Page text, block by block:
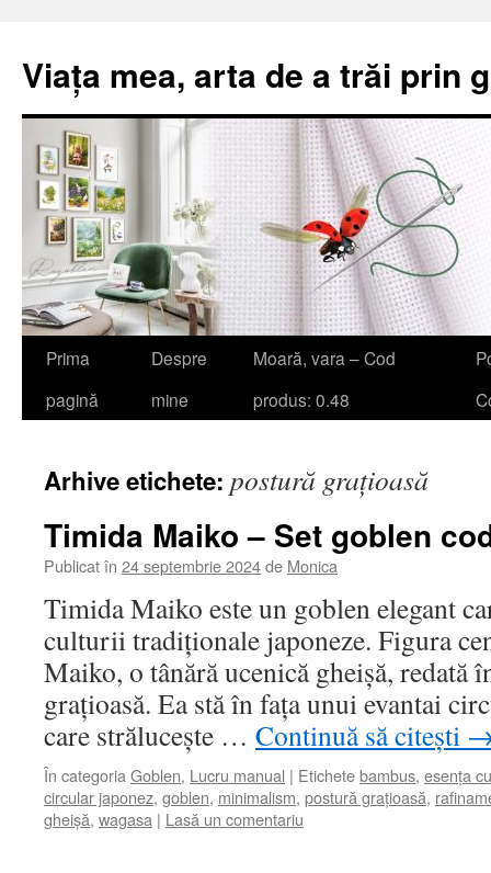
Viața mea, arta de a trăi prin
Sari
Prima
pagină
Despre
mine
Moară, vara – Cod
produs: 0.48
Arhive etichete: postură grațioasă
Timida Maiko – Set goblen
Publicat în 24 septembrie 2024de Monica
Timida Maiko este un goblen elegant
culturii tradiționale japoneze. Figura
Maiko, o tânără ucenică gheişă, redată
grațioasă. Ea stă în fața unui evantai
care strălucește … Continuă să citești
În categoria Goblen, Lucru manual | Etichetebambus, esența
circular japonez, goblen, minimalism, postură grațioasă,
gheişă, wagasa | Lasă un comentariu